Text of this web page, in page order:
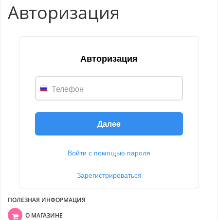
Авторизация
Авторизация
Телефон
Далее
Войти с помощью пароля
Зарегистрироваться
ПОЛЕЗНАЯ ИНФОРМАЦИЯ
О МАГАЗИНЕ